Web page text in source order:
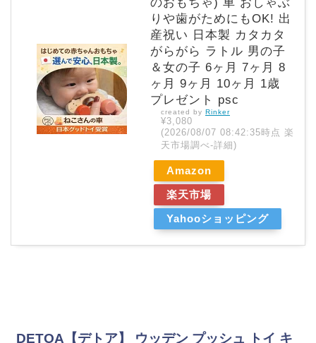
りや歯がためにもOK! 出
産祝い 日本製 カタカタ
がらがら ラトル 男の子
＆女の子 6ヶ月 7ヶ月 8
ヶ月 9ヶ月 10ヶ月 1歳
プレゼント psc
created by Rinker
¥3,080
(2026/08/07 08:42:35時点 楽
天市場調べ-詳細)
Amazon
楽天市場
Yahooショッピング
DETOA【デトア】 ウッデン プッシュ トイ キ